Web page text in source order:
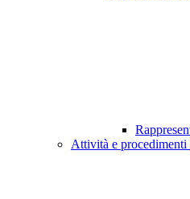
Attività e procedimenti